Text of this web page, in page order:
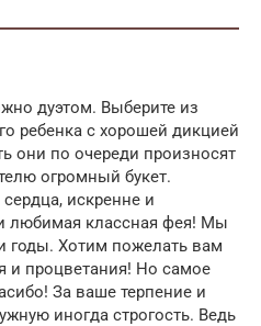
дуэтом. Выберите из
ребенка с хорошей дикцией
они по очереди произносят
огромный букет.
искренне и
любимая классная фея! Мы
годы. Хотим пожелать вам
и процветания! Но самое
За ваше терпение и
иногда строгость. Ведь